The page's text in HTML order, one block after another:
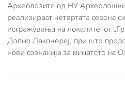
Археолозите од НУ Археолошки
реализираат четвртата сезона
истражувања на локалитетот
Долно Лакочереј, при што
нови сознанија за минатото на